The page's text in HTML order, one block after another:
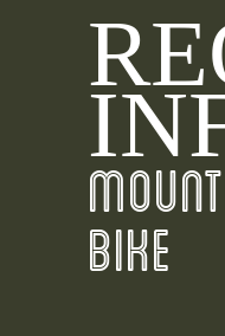
BIKE